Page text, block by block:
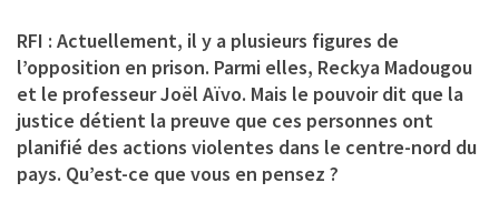
RFI : Actuellement, il y a plusieurs figures de
l’opposition en prison. Parmi elles, Reckya Madougou
et le professeur Joël Aïvo. Mais le pouvoir dit que la
justice détient la preuve que ces personnes ont
planifié des actions violentes dans le centre-nord du
pays. Qu’est-ce que vous en pensez ?